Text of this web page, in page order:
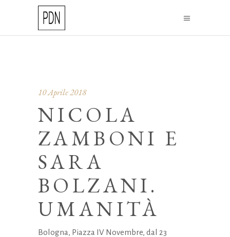
10 Aprile 2018
NICOLA
ZAMBONI E
SARA
BOLZANI.
UMANITÀ
Bologna, Piazza IV Novembre, dal 23